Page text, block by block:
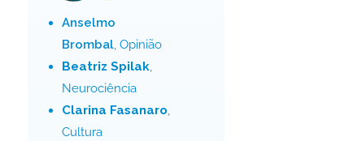
Anselmo
Brombal, Opinião
Beatriz Spilak,
Neurociência
Clarina Fasanaro,
Cultura